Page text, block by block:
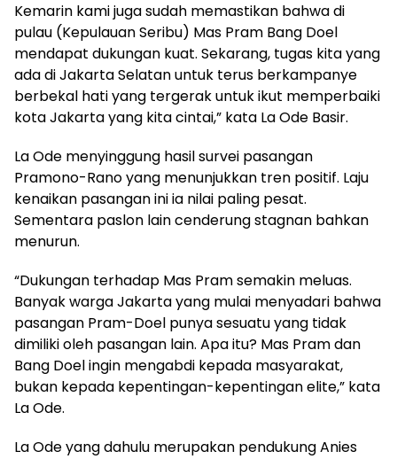
Kemarin kami juga sudah memastikan bahwa di
pulau (Kepulauan Seribu) Mas Pram Bang Doel
mendapat dukungan kuat. Sekarang, tugas kita yang
ada di Jakarta Selatan untuk terus berkampanye
berbekal hati yang tergerak untuk ikut memperbaiki
kota Jakarta yang kita cintai,” kata La Ode Basir.
La Ode menyinggung hasil survei pasangan
Pramono-Rano yang menunjukkan tren positif. Laju
kenaikan pasangan ini ia nilai paling pesat.
Sementara paslon lain cenderung stagnan bahkan
menurun.
“Dukungan terhadap Mas Pram semakin meluas.
Banyak warga Jakarta yang mulai menyadari bahwa
pasangan Pram-Doel punya sesuatu yang tidak
dimiliki oleh pasangan lain. Apa itu? Mas Pram dan
Bang Doel ingin mengabdi kepada masyarakat,
bukan kepada kepentingan-kepentingan elite,” kata
La Ode.
La Ode yang dahulu merupakan pendukung Anies